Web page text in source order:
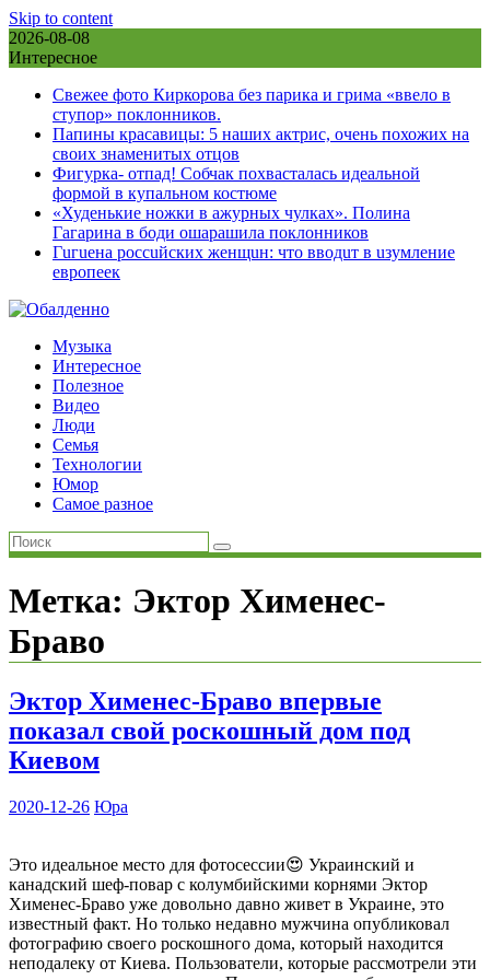
Skip to content
2026-08-08
Интересное
Свежее фото Киркорова без парика и грима «ввело в
ступор» поклонников.
Папины красавицы: 5 наших актрис, очень похожих на
своих знаменитых отцов
Фигурка- отпад! Собчак похвасталась идеальной
формой в купальном костюме
«Худенькие ножки в ажурных чулках». Полина
Гагарина в боди ошарашила поклонников
Гuгuена россuйских женщuн: что вводuт в uзумление
европеек
Музыка
Интересное
Полезное
Видео
Люди
Семья
Технологии
Юмор
Самое разное
Метка: Эктор Хименес-
Браво
Эктор Хименес-Браво впервые
показал свой роскошный дом под
Киевом
2020-12-26 Юра
Это идеальное место для фотосессии😍 Украинский и
канадский шеф-повар с колумбийскими корнями Эктор
Хименес-Браво уже довольно давно живет в Украине, это
известный факт. Но только недавно мужчина опубликовал
фотографию своего роскошного дома, который находится
неподалеку от Киева. Пользователи, которые рассмотрели эти